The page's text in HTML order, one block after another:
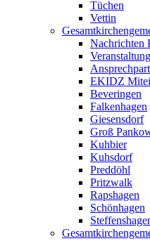
Tüchen
Vettin
Nachrichten
EKIDZ
Beveringen
Falkenhagen
Giesensdorf
Groß
Kuhbier
Kuhsdorf
Preddöhl
Pritzwalk
Rapshagen
Schönhagen